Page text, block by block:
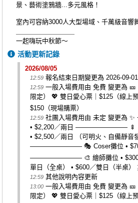
景、藝術塗鴉牆...多元風格！
室內可容納3000人大型場域、千萬級音響
一起嗨玩中秋節～
活動更新記錄
2026/08/05
12:59 報名結束日期變更為 2026-09-01
12:59 一般入場費用由 免費 變更為
限定） 💖 雙日愛心票｜$125（線上
$150（現場購票）
12:59 社團入場費用由 未定 變更為 ✨
• $2,200／兩日 ———————— 🍢 小
• $2,500／兩日 （可明火、自備靜音
———————— 🎭 Coser攤位 • $700
———————— 🎨 繪師攤位 • $300
單日（全桌） • $600／雙日（半桌）
12:59 其他說明內容更新
13:00 一般入場費用由 免費 變更為
限定） 💖 雙日愛心票｜$125（線上